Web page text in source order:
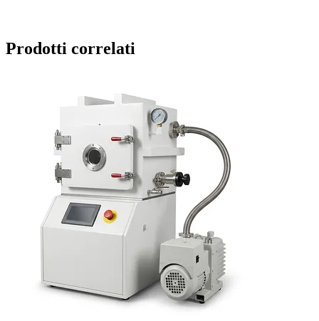
Prodotti correlati